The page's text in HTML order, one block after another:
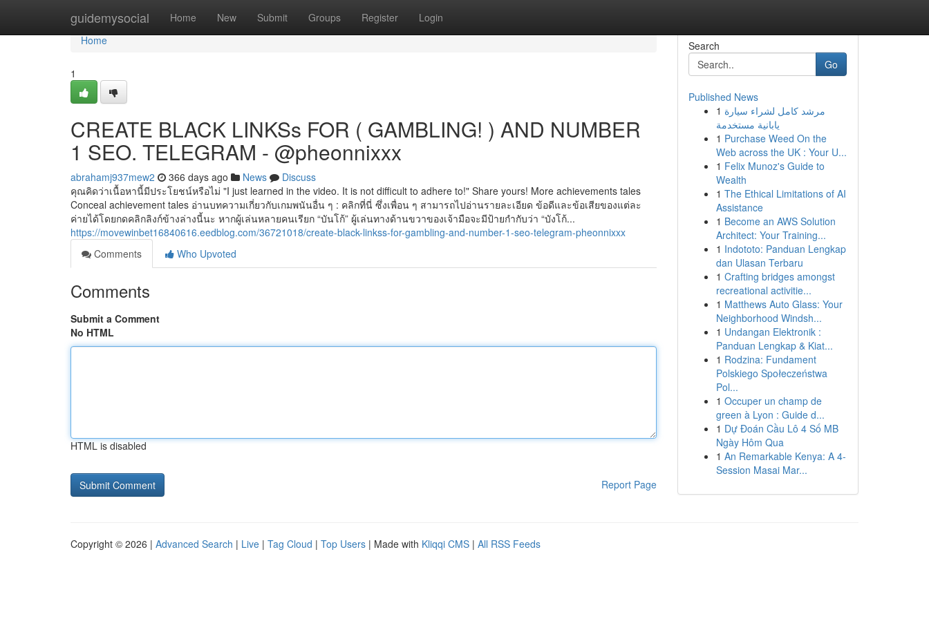
guidemysocial Home New Submit Groups Register Login
Home
Home
1
CREATE BLACK LINKSs FOR ( GAMBLING! ) AND NUMBER
1 SEO. TELEGRAM - @pheonnixxx
abrahamj937mew2 366 days ago News
Discuss
คุณคิดว่าเนื้อหานี้มีประโยชน์หรือไม่ "I just learned in the video. It is not difficult to adhere to!" Share yours! More achievements tales
Conceal achievement tales อ่านบทความเกี่ยวกับเกมพนันอื่น ๆ : คลิกที่นี่ ซึ่งเพื่อน ๆ สามารถไปอ่านรายละเอียด ข้อดีและข้อเสียของแต่ละ
ค่ายได้โดยกดคลิกลิงก์ข้างล่างนี้นะ หากผู้เล่นหลายคนเรียก “บันโก้” ผู้เล่นทางด้านขวาของเจ้ามือจะมีป้ายกำกับว่า “บังโก้...
https://movewinbet16840616.eedblog.com/36721018/create-black-linkss-for-gambling-and-number-1-seo-telegram-pheonnixxx
Comments
Who Upvoted
Comments
Submit a Comment
No HTML
HTML is disabled
Report Page
Search
Go
Published News
1 مرشد كامل لشراء سيارة
يابانية مستخدمة
1 Purchase Weed On the
Web across the UK : Your U...
1 Felix Munoz's Guide to
Wealth
1 The Ethical Limitations of AI
Assistance
1 Become an AWS Solution
Architect: Your Training...
1 Indototo: Panduan Lengkap
dan Ulasan Terbaru
1 Crafting bridges amongst
recreational activitie...
1 Matthews Auto Glass: Your
Neighborhood Windsh...
1 Undangan Elektronik :
Panduan Lengkap & Kiat...
1 Rodzina: Fundament
Polskiego Społeczeństwa
Pol...
1 Occuper un champ de
green à Lyon : Guide d...
1 Dự Đoán Cầu Lô 4 Số MB
Ngày Hôm Qua
1 An Remarkable Kenya: A 4-
Session Masai Mar...
Copyright © 2026 | Advanced Search | Live | Tag Cloud | Top Users | Made with Kliqqi CMS | All RSS Feeds